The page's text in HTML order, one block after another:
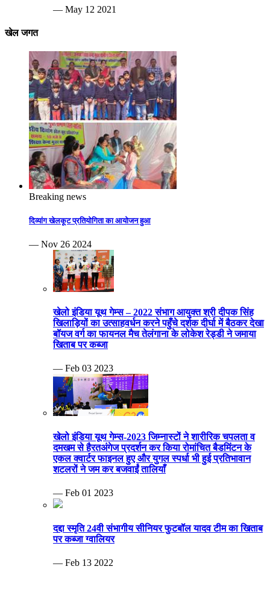
— May 12 2021
खेल जगत
Breaking news
दिव्यांग खेलकूट प्रतियोगिता का आयोजन हुआ
— Nov 26 2024
खेलो इंडिया यूथ गेम्स – 2022 संभाग आयुक्त श्री दीपक सिंह
खिलाड़ियों का उत्साहवर्धन करने पहुँचे दर्शक दीर्घा में बैठकर देखा
बॉयज वर्ग का फायनल मैच तेलंगाना के लोकेश रेड्डी ने जमाया
खिताब पर कब्जा
— Feb 03 2023
खेलो इंडिया यूथ गेम्स-2023 जिम्नास्टों ने शारीरिक चपलता व
दमखम से हैरतअंगेज प्रदर्शन कर किया रोमांचित बैडमिंटन के
एकल क्वार्टर फाइनल हुए और युगल स्पर्धा भी हुई प्रतिभावान
शटलरों ने जम कर बजवाईं तालियाँ
— Feb 01 2023
दद्दा स्मृति 24वी संभागीय सीनियर फुटबॉल यादव टीम का खिताब
पर कब्जा ग्वालियर
— Feb 13 2022